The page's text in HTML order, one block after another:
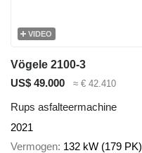
VIDEO
Vögele 2100-3
US$ 49.000
≈ € 42.410
Rups asfalteermachine
2021
Vermogen 132 kW (179 PK)